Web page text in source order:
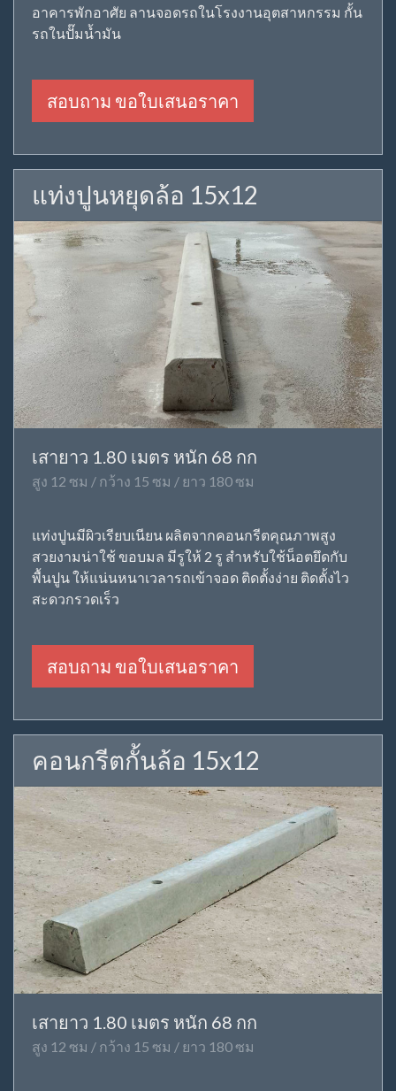
อาคารพักอาศัย ลานจอดรถในโรงงานอุตสาหกรรม กั้น
รถในปั๊มน้ำมัน
สอบถาม ขอใบเสนอราคา
แท่งปูนหยุดล้อ 15x12
เสายาว 1.80 เมตร หนัก 68 กก
สูง 12 ซม / กว้าง 15 ซม / ยาว 180 ซม
แท่งปูนมีผิวเรียบเนียน ผลิตจากคอนกรีตคุณภาพสูง
สวยงามน่าใช้ ขอบมล มีรูให้ 2 รู สำหรับใช้น็อตยึดกับ
พื้นปูน ให้แน่นหนาเวลารถเข้าจอด ติดตั้งง่าย ติดตั้งไว
สะดวกรวดเร็ว
สอบถาม ขอใบเสนอราคา
คอนกรีตกั้นล้อ 15x12
เสายาว 1.80 เมตร หนัก 68 กก
สูง 12 ซม / กว้าง 15 ซม / ยาว 180 ซม